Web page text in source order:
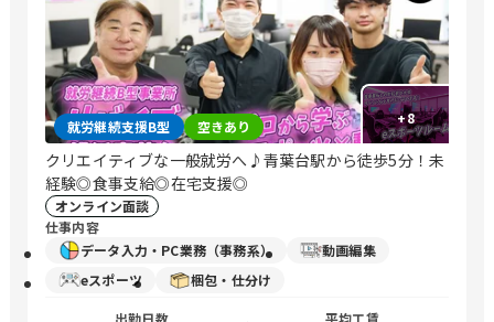
+8
就労継続支援B型 空きあり
クリエイティブな一般就労へ♪青葉台駅から徒歩5分！未
経験◎食事支給◎在宅支援◎
オンライン面談
仕事内容
データ入力・PC業務（事務系）
動画編集
eスポーツ
梱包・仕分け
出勤日数
平均工賃